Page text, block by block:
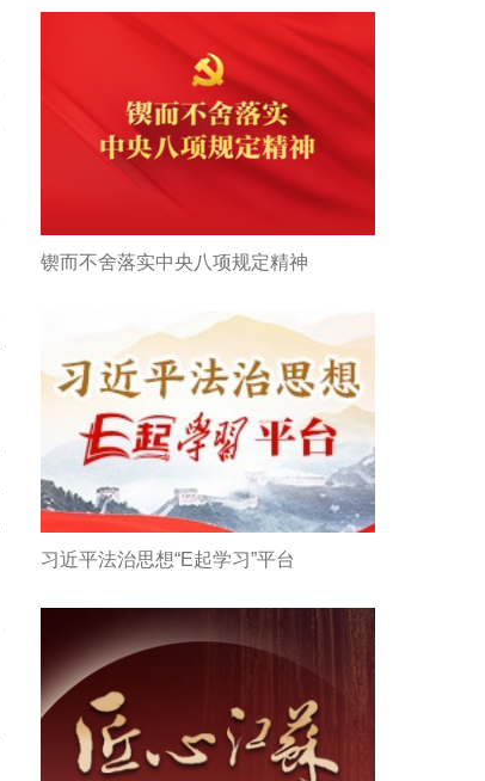
锲而不舍落实中央八项规定精神
习近平法治思想“E起学习”平台